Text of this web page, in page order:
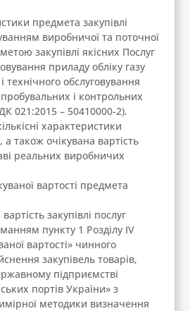
предмета закупівлі
виробничої та поточної
закупівлі якісних Послуг
приладу обліку газу
технічного обслуговування
і контрольних
021:2015 – 50410000-2).
характеристики
а також очікувана вартість
реальних виробничих
вартості предмета
закупівлі послуг
пункту 1 Розділу ІV
вартості» чинного
закупівель товарів,
підприємстві
портів України» з
методики визначення